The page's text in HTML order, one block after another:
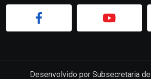
Desenvolvido por Subsecretaria